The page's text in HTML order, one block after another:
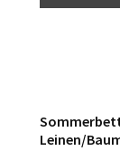
Leinen/